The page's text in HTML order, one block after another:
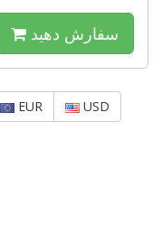
سفارش دهید
EUR USD